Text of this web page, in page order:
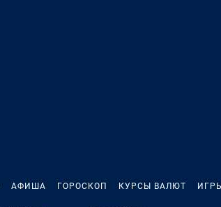
АФИША ГОРОСКОП КУРСЫ ВАЛЮТ